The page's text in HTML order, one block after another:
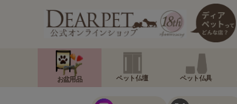
お盆用品 ペット仏壇 ペット仏具